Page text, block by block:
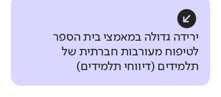
ירידה גדולה במאמצי בית הספר
לטיפוח מעורבות חברתית של
תלמידים (דיווחי תלמידים)